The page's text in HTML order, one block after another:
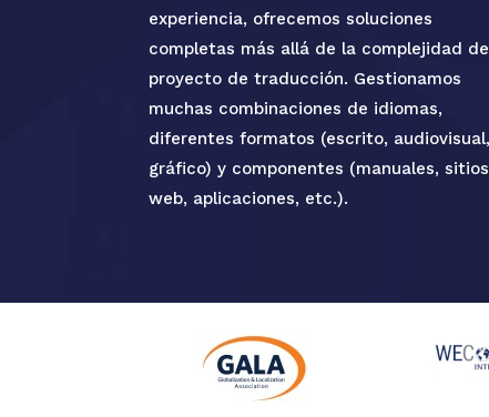
experiencia, ofrecemos soluciones
completas más allá de la complejidad
proyecto de traducción. Gestionamos
muchas combinaciones de idiomas,
diferentes formatos (escrito, audiovisual,
gráfico) y componentes (manuales, sitios
web, aplicaciones, etc.).